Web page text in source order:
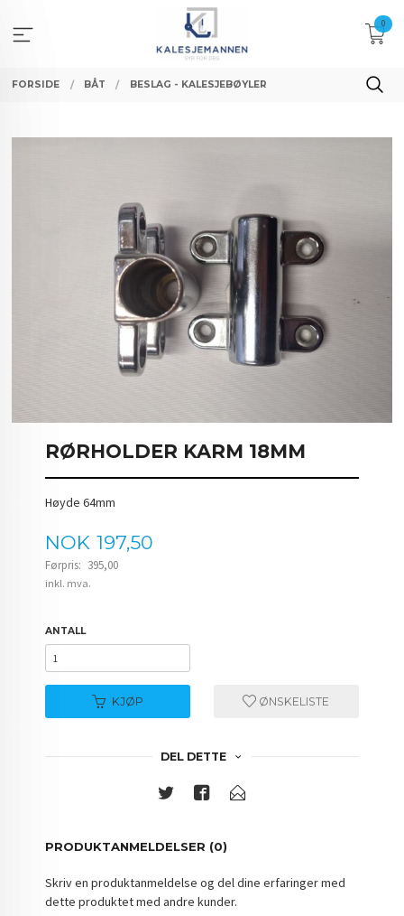
innholdet
0
FORSIDE BÅT BESLAG - KALESJEBØYLER
RØRHOLDER KARM 18MM
Høyde 64mm
Tilbud
NOK 197,50
Førpris: 395,00
Rabatt
inkl. mva.
ANTALL
KJØP ØNSKELISTE
DEL DETTE
PRODUKTANMELDELSER (0)
Skriv en produktanmeldelse og del dine erfaringer med
dette produktet med andre kunder.